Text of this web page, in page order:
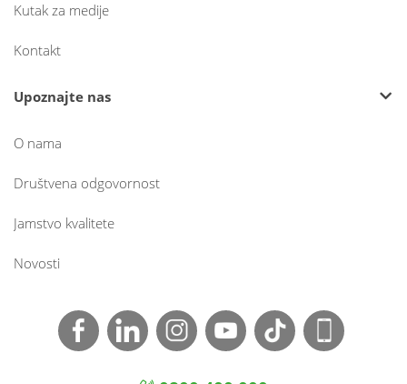
Kutak za medije
Kontakt
Upoznajte nas
O nama
Društvena odgovornost
Jamstvo kvalitete
Novosti